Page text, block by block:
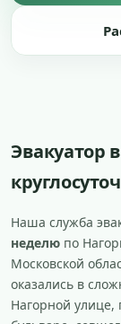
Эвакуатор
Наша служба
неделю по
Московской
оказались в
Нагорной